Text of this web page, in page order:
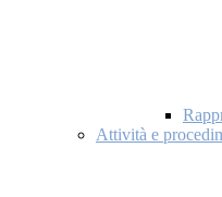
Attività e